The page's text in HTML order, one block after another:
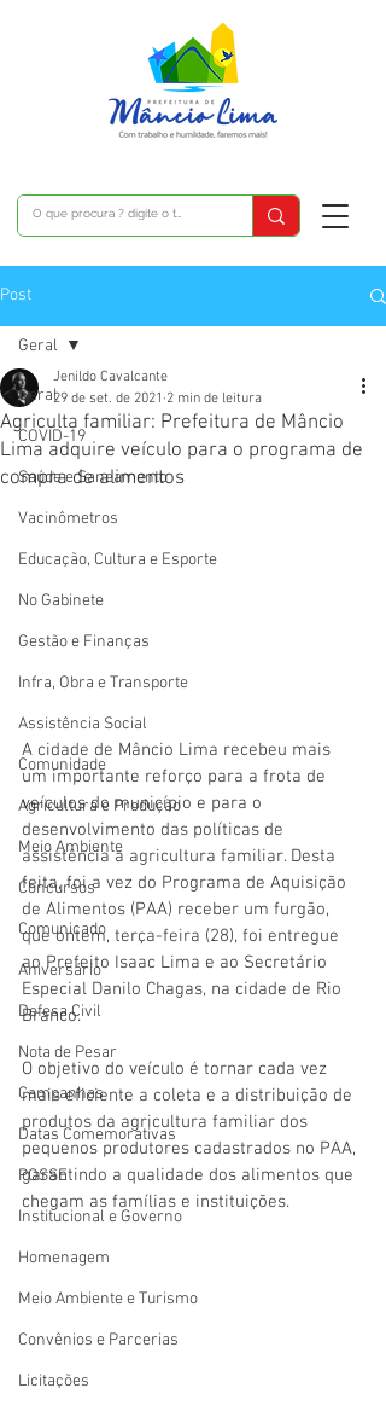
Post
Geral
COVID-19
Saúde e Saneamento
Vacinômetros
Educação, Cultura e Esporte
No Gabinete
Gestão e Finanças
Infra, Obra e Transporte
Assistência Social
Comunidade
Agricultura e Produção
Meio Ambiente
Concursos
Comunicado
Aniversário
Defesa Civil
Nota de Pesar
Campanhas
Datas Comemorativas
POSSE
Institucional e Governo
Homenagem
Meio Ambiente e Turismo
Convênios e Parcerias
Licitações
Geral
Agriculta familiar: Prefeitura de Mâncio
Lima adquire veículo para o programa de
compra de alimentos
Jenildo Cavalcante
29 de set. de 2021 2 min de leitura
A cidade de Mâncio Lima recebeu mais
um importante reforço para a frota de
veículos do município e para o
desenvolvimento das políticas de
assistência a agricultura familiar. Desta
feita, foi a vez do Programa de Aquisição
de Alimentos (PAA) receber um furgão,
que ontem, terça-feira (28), foi entregue
ao Prefeito Isaac Lima e ao Secretário
Especial Danilo Chagas, na cidade de Rio
Branco.
O objetivo do veículo é tornar cada vez
mais eficiente a coleta e a distribuição de
produtos da agricultura familiar dos
pequenos produtores cadastrados no PAA,
garantindo a qualidade dos alimentos que
chegam as famílias e instituições.